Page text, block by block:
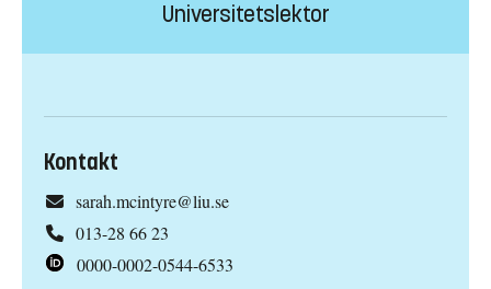
Universitetslektor
Kontakt
sarah.mcintyre@liu.se
013-28 66 23
0000-0002-0544-6533